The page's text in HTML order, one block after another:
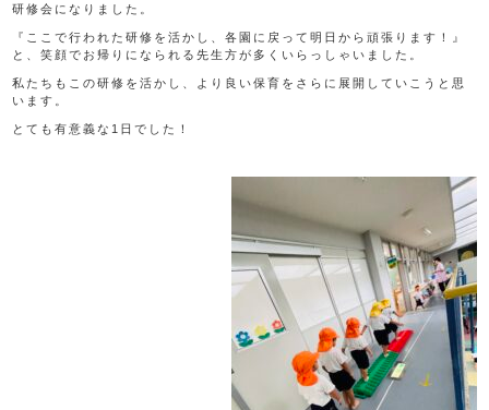
研修会になりました。
『ここで行われた研修を活かし、各園に戻って明日から頑張ります！』
と、笑顔でお帰りになられる先生方が多くいらっしゃいました。
私たちもこの研修を活かし、より良い保育をさらに展開していこうと思
います。
とても有意義な1日でした！